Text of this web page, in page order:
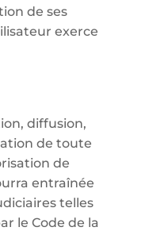
de ses
exerce
diffusion,
de toute
de
entraînée
telles
le Code de la